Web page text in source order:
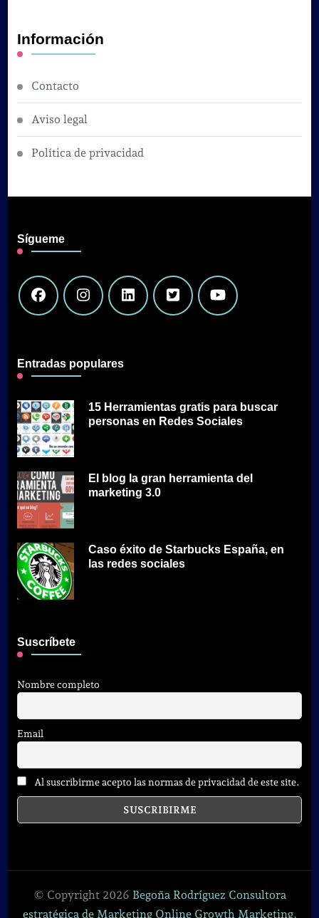
Información
Contacto
Aviso legal
Política de privacidad
Sígueme
Entradas populares
15 Herramientas gratis para buscar
personas en Redes Sociales
El blog la gran herramienta del
marketing 3.0
Caso éxito de Starbucks España, en
las redes sociales
Suscríbete
Nombre completo
Email
Al suscribirme acepto las normas de privacidad de este site.
© Copyright 2026 Begoña Rodríguez Consultora
estratégica de Marketing Online Growth Marketing.